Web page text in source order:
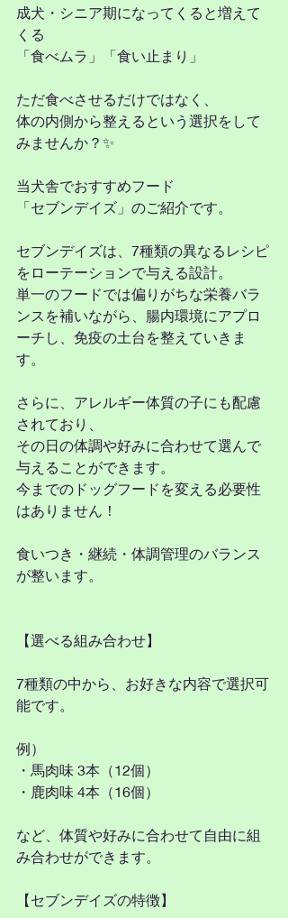
成犬・シニア期になってくると増えて
くる
「食べムラ」「食い止まり」
ただ食べさせるだけではなく、
体の内側から整えるという選択をして
みませんか？✨
当犬舎でおすすめフード
「セブンデイズ」のご紹介です。
セブンデイズは、7種類の異なるレシピ
をローテーションで与える設計。
単一のフードでは偏りがちな栄養バラ
ンスを補いながら、腸内環境にアプロ
ーチし、免疫の土台を整えていきま
す。
さらに、アレルギー体質の子にも配慮
されており、
その日の体調や好みに合わせて選んで
与えることができます。
今までのドッグフードを変える必要性
はありません！
食いつき・継続・体調管理のバランス
が整います。
【選べる組み合わせ】
7種類の中から、お好きな内容で選択可
能です。
例）
・馬肉味 3本（12個）
・鹿肉味 4本（16個）
など、体質や好みに合わせて自由に組
み合わせができます。
【セブンデイズの特徴】